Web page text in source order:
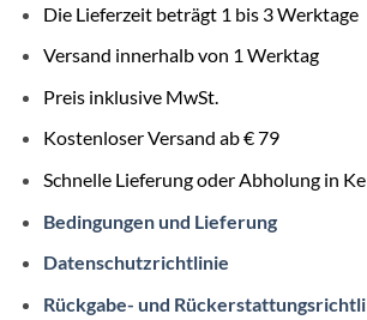
Die Lieferzeit beträgt 1 bis 3 Werktage
Versand innerhalb von 1 Werktag
Preis inklusive MwSt.
Kostenloser Versand ab € 79
Schnelle Lieferung oder Abholung in
Bedingungen und Lieferung
Datenschutzrichtlinie
Rückgabe- und